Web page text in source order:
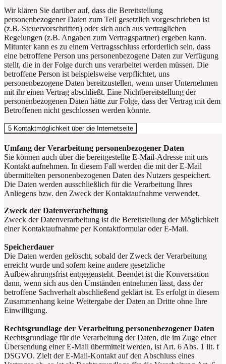
Wir klären Sie darüber auf, dass die Bereitstellung
personenbezogener Daten zum Teil gesetzlich vorgeschrieben ist
(z.B. Steuervorschriften) oder sich auch aus vertraglichen
Regelungen (z.B. Angaben zum Vertragspartner) ergeben kann.
Mitunter kann es zu einem Vertragsschluss erforderlich sein, dass
eine betroffene Person uns personenbezogene Daten zur Verfügung
stellt, die in der Folge durch uns verarbeitet werden müssen. Die
betroffene Person ist beispielsweise verpflichtet, uns
personenbezogene Daten bereitzustellen, wenn unser Unternehmen
mit ihr einen Vertrag abschließt. Eine Nichtbereitstellung der
personenbezogenen Daten hätte zur Folge, dass der Vertrag mit dem
Betroffenen nicht geschlossen werden könnte.
5 Kontaktmöglichkeit über die Internetseite
Umfang der Verarbeitung personenbezogener Daten
Sie können auch über die bereitgestellte E-Mail-Adresse mit uns
Kontakt aufnehmen. In diesem Fall werden die mit der E-Mail
übermittelten personenbezogenen Daten des Nutzers gespeichert.
Die Daten werden ausschließlich für die Verarbeitung Ihres
Anliegens bzw. den Zweck der Kontaktaufnahme verwendet.
Zweck der Datenverarbeitung
Zweck der Datenverarbeitung ist die Bereitstellung der Möglichkeit
einer Kontaktaufnahme per Kontaktformular oder E-Mail.
Speicherdauer
Die Daten werden gelöscht, sobald der Zweck der Verarbeitung
erreicht wurde und sofern keine andere gesetzliche
Aufbewahrungsfrist entgegensteht. Beendet ist die Konversation
dann, wenn sich aus den Umständen entnehmen lässt, dass der
betroffene Sachverhalt abschließend geklärt ist. Es erfolgt in diesem
Zusammenhang keine Weitergabe der Daten an Dritte ohne Ihre
Einwilligung.
Rechtsgrundlage der Verarbeitung personenbezogener Daten
Rechtsgrundlage für die Verarbeitung der Daten, die im Zuge einer
Übersendung einer E-Mail übermittelt werden, ist Art. 6 Abs. 1 lit. f
DSGVO. Zielt der E-Mail-Kontakt auf den Abschluss eines